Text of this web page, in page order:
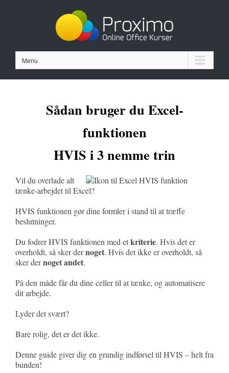
Menu
Sådan bruger du Excel-
funktionen
HVIS i 3 nemme trin
Vil du overlade alt
tænke-arbejdet til Excel?
HVIS funktionen gør dine formler i stand til at træffe
beslutninger.
Du fodrer HVIS funktionen med etkriterie. Hvis det er
overholdt, så sker dernoget. Hvis det ikke er overholdt, så
sker dernoget andet.
På den måde får du dine celler til at tænke, og automatisere
dit arbejde.
Lyder det svært?
Bare rolig, det er det ikke.
Denne guide giver dig en grundig indførsel til HVIS – helt fra
bunden!